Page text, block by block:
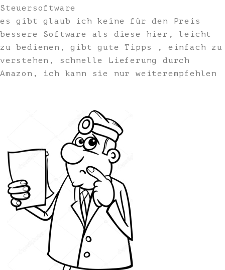
Steuersoftware
es gibt glaub ich keine für den Preis
bessere Software als diese hier, leicht
zu bedienen, gibt gute Tipps , einfach zu
verstehen, schnelle Lieferung durch
Amazon, ich kann sie nur weiterempfehlen